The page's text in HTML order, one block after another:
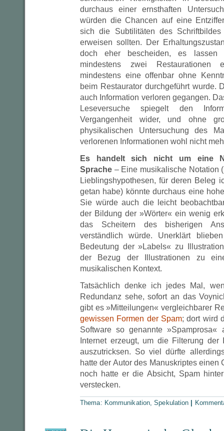
durchaus einer ernsthaften
würden die Chancen auf eine
sich die Subtilitäten des Schriftbildes
erweisen sollten. Der
doch eher bescheiden, es
mindestens zwei Restaurationen
mindestens eine offenbar ohne
beim Restaurator durchgeführt wurde.
auch Information verloren gegangen.
Leseversuche spiegelt den
Vergangenheit wider, und ohne
physikalischen Untersuchung des
verlorenen Informationen wohl nicht
Es handelt sich nicht um eine
Sprache – Eine musikalische Notation
Lieblingshypothesen, für deren Beleg
getan habe) könnte durchaus eine
Sie würde auch die leicht
der Bildung der »Wörter« ein wenig
das Scheitern des bisherigen
verständlich würde. Unerklärt
Bedeutung der »Labels« zu
der Bezug der Illustrationen zu
musikalischen Kontext.
Tatsächlich denke ich jedes Mal,
Redundanz sehe, sofort an das
gibt es »Mitteilungen« vergleichbarer
gewissen Formen der Spam; dort wird
Software so genannte »Spamprosa«
Internet erzeugt, um die Filterung der
auszutricksen. So viel dürfte
hatte der Autor des Manuskriptes einen
noch hatte er die Absicht, Spam
verstecken.
Thema: Kommunikation,Spekulation